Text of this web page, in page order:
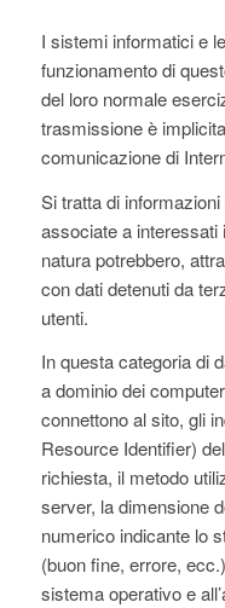
I sistemi informatici e
funzionamento di
del loro normale
trasmissione è
comunicazione di
Si tratta di
associate a
natura potrebbero,
con dati detenuti da
utenti.
In questa categoria di
a dominio dei
connettono al sito, gli
Resource Identifier)
richiesta, il metodo
server, la dimensione
numerico indicante lo
(buon fine, errore,
sistema operativo e